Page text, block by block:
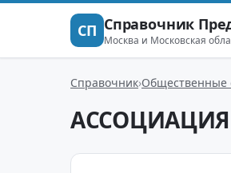
СП Справочник
Москва и Московская
Справочник Общественные
АССОЦИАЦИЯ